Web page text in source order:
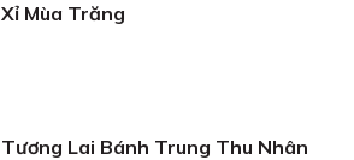
Xỉ Mùa Trăng
Tương Lai Bánh Trung Thu Nhân